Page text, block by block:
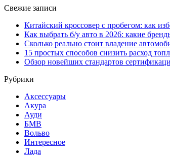
Свежие записи
Китайский кроссовер с пробегом: как
Как выбрать б/у авто в 2026: какие
Сколько реально стоит владение
15 простых способов снизить расход
Обзор новейших стандартов
Рубрики
Аксессуары
Акура
Ауди
БМВ
Вольво
Интересное
Лада